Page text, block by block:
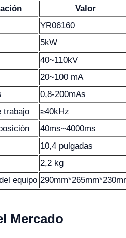
Valor
YR06160
5kW
40~110kV
20~100 mA
0,8-200mAs
trabajo
≥40kHz
40ms~4000ms
10,4 pulgadas
2,2 kg
equipo
Mercado